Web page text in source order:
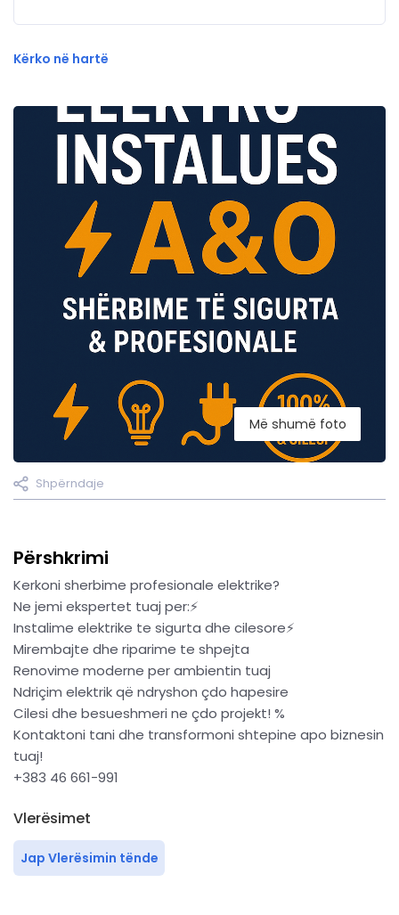
Më shumë foto
Shpërndaje
Përshkrimi
Kerkoni sherbime profesionale elektrike?
Ne jemi ekspertet tuaj per:⚡️
Instalime elektrike te sigurta dhe cilesore⚡️
Mirembajte dhe riparime te shpejta
Renovime moderne per ambientin tuaj
Ndriçim elektrik që ndryshon çdo hapesire ️
Cilesi dhe besueshmeri ne çdo projekt! %
Kontaktoni tani dhe transformoni shtepine apo biznesin
tuaj!
+383 46 661-991
Vlerësimet
Jap Vlerësimin tënde
Kërko në hartë